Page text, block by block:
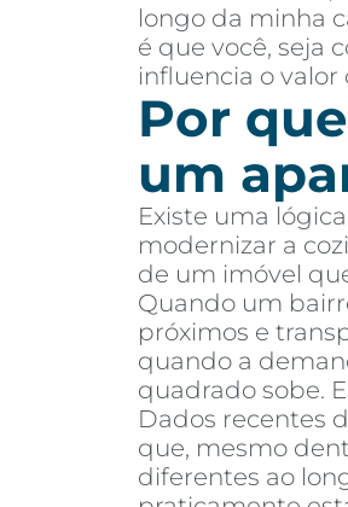
longo da minha
é que você, seja
influencia o valor
Por
um
Existe uma
modernizar a
de um imóvel
Quando um
próximos e
quando a
quadrado sobe.
Dados recentes
que, mesmo
diferentes ao